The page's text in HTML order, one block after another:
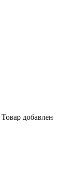
Товар добавлен